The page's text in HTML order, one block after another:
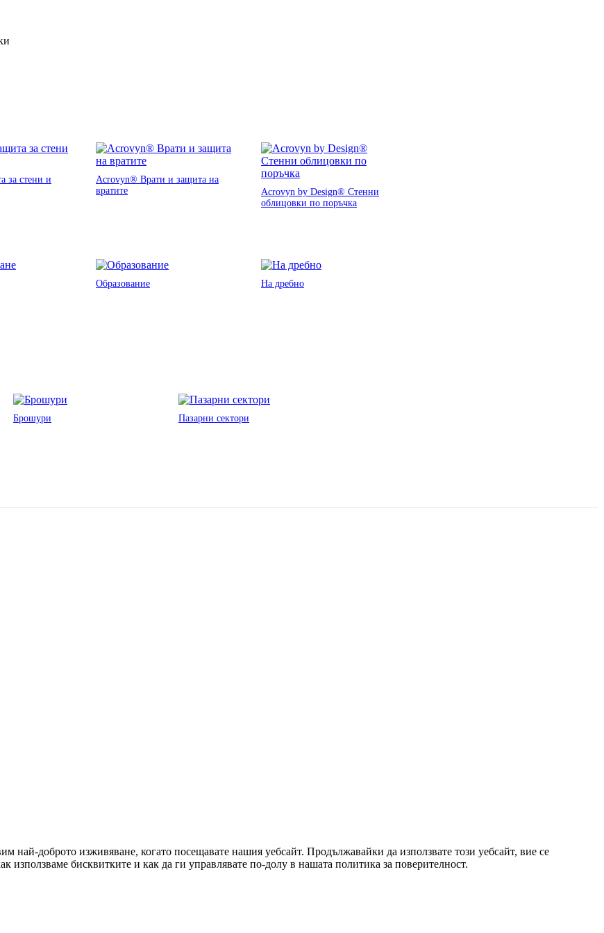
за стени и
Acrovyn® Врати и защита на
вратите
Acrovyn by Design® Стенни
облицовки по поръчка
Образование На дребно
Брошури Пазарни сектори
най-доброто изживяване, когато посещавате нашия уебсайт. Продължавайки да използвате този уебсайт, вие се
използваме бисквитките и как да ги управлявате по-долу в нашата политика за поверителност.